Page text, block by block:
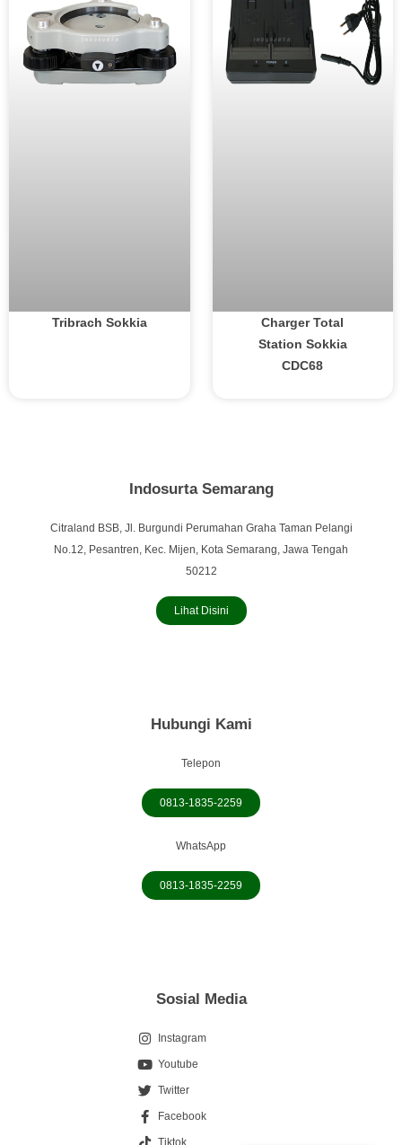
Tribrach Sokkia
Charger Total
Station Sokkia
CDC68
Indosurta Semarang
Citraland BSB, Jl. Burgundi Perumahan Graha Taman Pelangi
No.12, Pesantren, Kec. Mijen, Kota Semarang, Jawa Tengah
50212
Lihat Disini
Hubungi Kami
Telepon
0813-1835-2259
WhatsApp
0813-1835-2259
Sosial Media
Instagram
Youtube
Twitter
Facebook
Tiktok